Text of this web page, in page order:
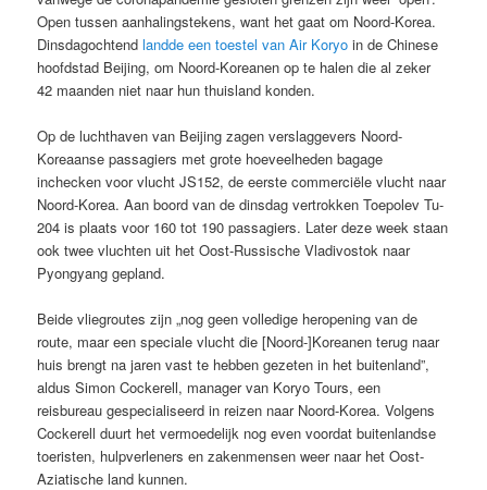
Open tussen aanhalingstekens, want het gaat om Noord-Korea.
Dinsdagochtendlandde een toestel van Air Koryo in de Chinese
hoofdstad Beijing, om Noord-Koreanen op te halen die al zeker
42 maanden niet naar hun thuisland konden.
Op de luchthaven van Beijing zagen verslaggevers Noord-
Koreaanse passagiers met grote hoeveelheden bagage
inchecken voor vlucht JS152, de eerste commerciële vlucht naar
Noord-Korea. Aan boord van de dinsdag vertrokken Toepolev Tu-
204 is plaats voor 160 tot 190 passagiers. Later deze week staan
ook twee vluchten uit het Oost-Russische Vladivostok naar
Pyongyang gepland.
Beide vliegroutes zijn „nog geen volledige heropening van de
route, maar een speciale vlucht die [Noord-]Koreanen terug naar
huis brengt na jaren vast te hebben gezeten in het buitenland”,
aldus Simon Cockerell, manager van Koryo Tours, een
reisbureau gespecialiseerd in reizen naar Noord-Korea. Volgens
Cockerell duurt het vermoedelijk nog even voordat buitenlandse
toeristen, hulpverleners en zakenmensen weer naar het Oost-
Aziatische land kunnen.